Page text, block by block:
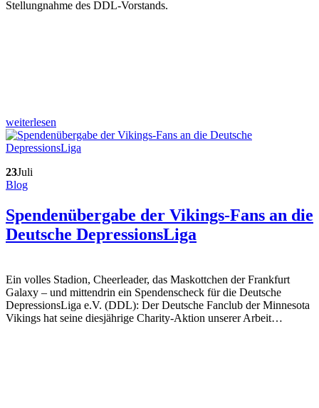
Stellungnahme des DDL-Vorstands.
weiterlesen
23Juli
Blog
Spendenübergabe der Vikings-Fans an die
Deutsche DepressionsLiga
Ein volles Stadion, Cheerleader, das Maskottchen der Frankfurt
Galaxy – und mittendrin ein Spendenscheck für die Deutsche
DepressionsLiga e.V. (DDL): Der Deutsche Fanclub der Minnesota
Vikings hat seine diesjährige Charity-Aktion unserer Arbeit…